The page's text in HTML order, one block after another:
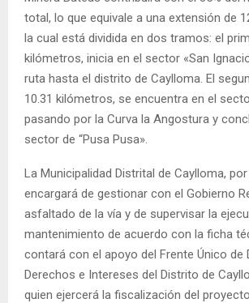
total, lo que equivale a una extensión de
la cual está dividida en dos tramos: el
kilómetros, inicia en el sector «San
ruta hasta el distrito de Caylloma. El
10.31 kilómetros, se encuentra en el
pasando por la Curva la Angostura y
sector de “Pusa Pusa».
La Municipalidad Distrital de Caylloma,
encargará de gestionar con el Gobierno
asfaltado de la vía y de supervisar la
mantenimiento de acuerdo con la ficha
contará con el apoyo del Frente Único de
Derechos e Intereses del Distrito de
quien ejercerá la fiscalización del